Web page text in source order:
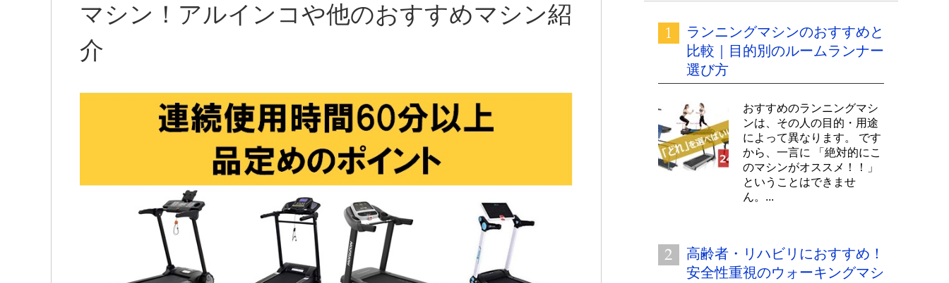
マシン！アルインコや他のおすすめマシン紹
介
ランニングマシンのおすすめと
比較｜目的別のルームランナー
選び方
おすすめのランニングマシ
ンは、その人の目的・用途
によって異なります。 です
から、一言に 「絶対的にこ
のマシンがオススメ！！」
ということはできませ
ん。...
高齢者・リハビリにおすすめ！
安全性重視のウォーキングマシ